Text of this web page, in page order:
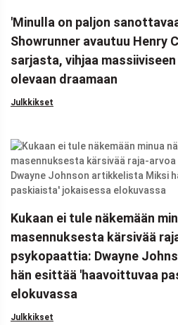
'Minulla on paljon
Showrunner avautuu Henry
sarjasta, vihjaa
olevaan draamaan
Julkkikset
Kukaan ei tule näkemään
masennuksesta kärsivää
psykopaattia: Dwayne
hän esittää 'haavoittuvaa
elokuvassa
Julkkikset